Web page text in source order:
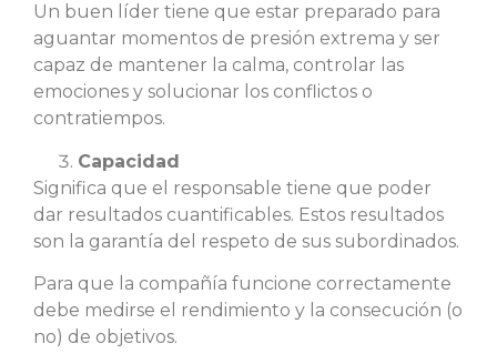
Un buen líder tiene que estar preparado para
aguantar momentos de presión extrema y ser
capaz de mantener la calma, controlar las
emociones y solucionar los conflictos o
contratiempos.
Capacidad
Significa que el responsable tiene que poder
dar resultados cuantificables. Estos resultados
son la garantía del respeto de sus subordinados.
Para que la compañía funcione correctamente
debe medirse el rendimiento y la consecución (o
no) de objetivos.